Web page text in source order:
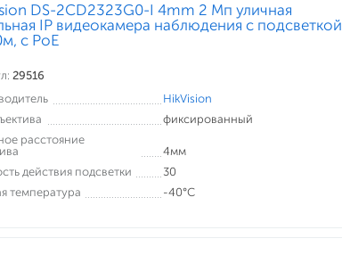
DS-2CD2323G0-I 4mm 2 Мп уличная
IP видеокамера наблюдения с подсветкой
c PoE
29516
HikVision
фиксированный
расстояние
4мм
действия подсветки
30
температура
-40°С